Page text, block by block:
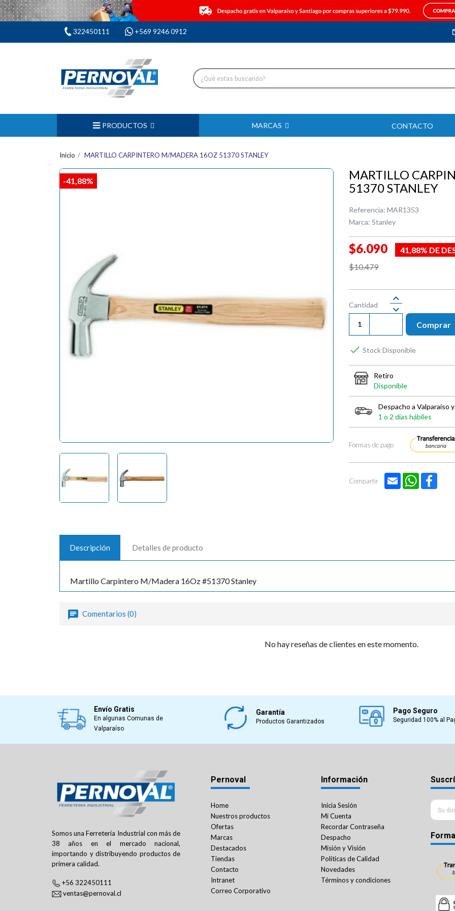
322450111 +569 9246 0912
PRODUCTOS MARCAS CONTACTO
Inicio MARTILLO CARPINTERO M/MADERA 16OZ 51370 STANLEY
-41,88%
MARTILLO
51370 STANLEY
Referencia: MAR1353
Marca: Stanley
$6.090
41,88% DE
$10.479
Cantidad
Comprar
 Stock Disponible
Retiro
Disponible
Despacho a Valparaíso
1 o 2 días hábiles
Formas de pago
Compartir Email WhatsApp
Descripción Detalles de producto
Martillo Carpintero M/Madera 16Oz #51370 Stanley
Comentarios (0)
No hay reseñas de clientes en este momento.
Envío Gratis
En algunas Comunas de
Valparaíso
Garantía
Productos Garantizados
Pago Seguro
Seguridad 100% al
Somos una Ferretería Industrial con más de
38 años en el mercado nacional,
importando y distribuyendo productos de
primera calidad.
+56 322450111
ventas@pernoval.cl
Pernoval
Home
Nuestros productos
Ofertas
Marcas
Destacados
Tiendas
Contacto
Intranet
Correo Corporativo
Información
Inicia Sesión
Mi Cuenta
Recordar Contraseña
Despacho
Misión y Visión
Políticas de Calidad
Novedades
Términos y condiciones